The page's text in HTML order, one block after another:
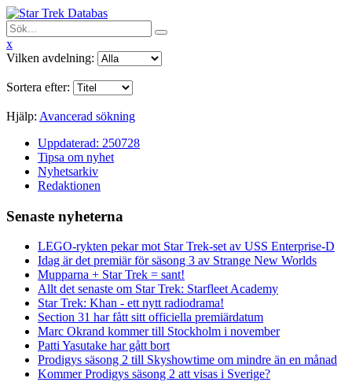
x
Vilken avdelning:
Sortera efter:
Hjälp: Avancerad sökning
Uppdaterad: 250728
Tipsa om nyhet
Nyhetsarkiv
Redaktionen
Senaste nyheterna
LEGO-rykten pekar mot Star Trek-set av USS Enterprise-D
Idag är det premiär för säsong 3 av Strange New Worlds
Mupparna + Star Trek = sant!
Allt det senaste om Star Trek: Starfleet Academy
Star Trek: Khan - ett nytt radiodrama!
Section 31 har fått sitt officiella premiärdatum
Marc Okrand kommer till Stockholm i november
Patti Yasutake har gått bort
Prodigys säsong 2 till Skyshowtime om mindre än en månad
Kommer Prodigys säsong 2 att visas i Sverige?